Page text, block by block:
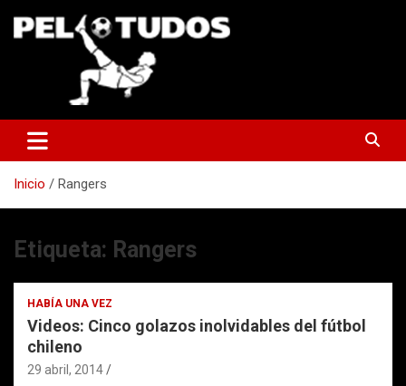
Inicio Rangers
Etiqueta: Rangers
HABÍA UNA VEZ
Videos: Cinco golazos inolvidables del fútbol
chileno
29 abril, 2014